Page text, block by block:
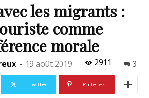
les migrants :
comme
morale
- 19 août 2019 2911 3
Twitter Pinterest